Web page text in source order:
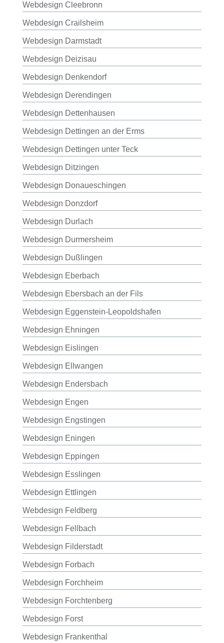
Webdesign Cleebronn
Webdesign Crailsheim
Webdesign Darmstadt
Webdesign Deizisau
Webdesign Denkendorf
Webdesign Derendingen
Webdesign Dettenhausen
Webdesign Dettingen an der Erms
Webdesign Dettingen unter Teck
Webdesign Ditzingen
Webdesign Donaueschingen
Webdesign Donzdorf
Webdesign Durlach
Webdesign Durmersheim
Webdesign Dußlingen
Webdesign Eberbach
Webdesign Ebersbach an der Fils
Webdesign Eggenstein-Leopoldshafen
Webdesign Ehningen
Webdesign Eislingen
Webdesign Ellwangen
Webdesign Endersbach
Webdesign Engen
Webdesign Engstingen
Webdesign Eningen
Webdesign Eppingen
Webdesign Esslingen
Webdesign Ettlingen
Webdesign Feldberg
Webdesign Fellbach
Webdesign Filderstadt
Webdesign Forbach
Webdesign Forchheim
Webdesign Forchtenberg
Webdesign Forst
Webdesign Frankenthal